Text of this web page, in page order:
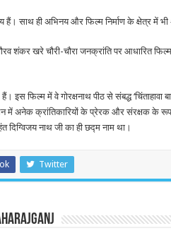
साथ ही अभिनय और फिल्म निर्माण के क्षेत्र में
शंकर खरे चौरी-चौरा जनक्रांति पर आधारित
इस फिल्म में वे गोरक्षनाथ पीठ से संबद्ध ‘चिंताहावा
में अनेक क्रांतिकारियों के प्रेरक और संरक्षक के रूप में
दिग्विजय नाथ जी का ही छद्म नाम था।
Twitter